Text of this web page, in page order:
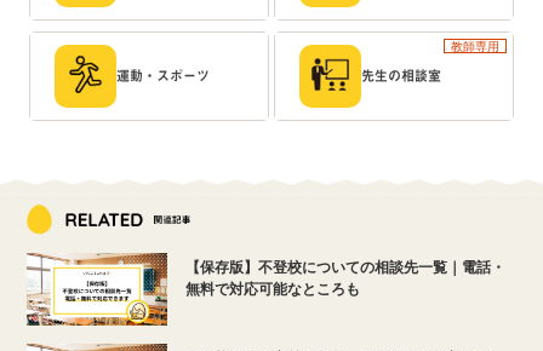
運動・スポーツ
教師専用
先生の相談室
【保存版】不登校についての相談先一覧｜電話・
無料で対応可能なところも